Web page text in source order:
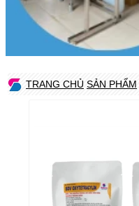
TRANG CHỦ SẢN PHẨM